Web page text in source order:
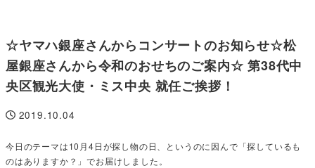
☆ヤマハ銀座さんからコンサートのお知らせ☆松
屋銀座さんから令和のおせちのご案内☆ 第38代中
央区観光大使・ミス中央 就任ご挨拶！
投稿日
2019.10.04
今日のテーマは10月4日が探し物の日、というのに因んで「探しているも
のはありますか？」でお届けしました。